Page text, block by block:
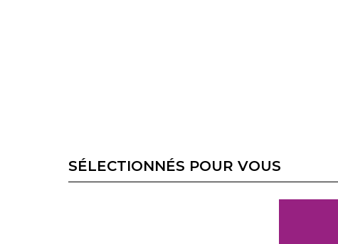
SÉLECTIONNÉS POUR VOUS